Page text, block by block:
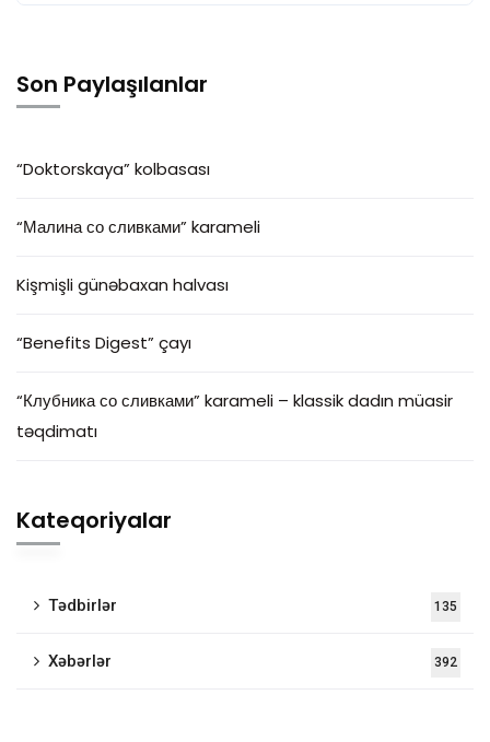
Son Paylaşılanlar
“Doktorskaya” kolbasası
“Малина со сливками” karameli
Kişmişli günəbaxan halvası
“Benefits Digest” çayı
“Клубника со сливками” karameli – klassik dadın müasir
təqdimatı
Kateqoriyalar
Tədbirlər 135
Xəbərlər 392